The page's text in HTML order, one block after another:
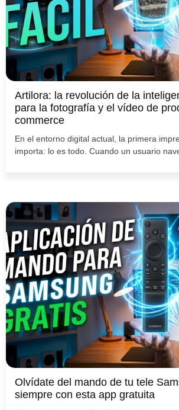
Artilora: la revolución de la
para la fotografía y el vídeo de
commerce
En el entorno digital actual, la primera
importa: lo es todo. Cuando un usuario
Olvídate del mando de tu tele
siempre con esta app gratuita